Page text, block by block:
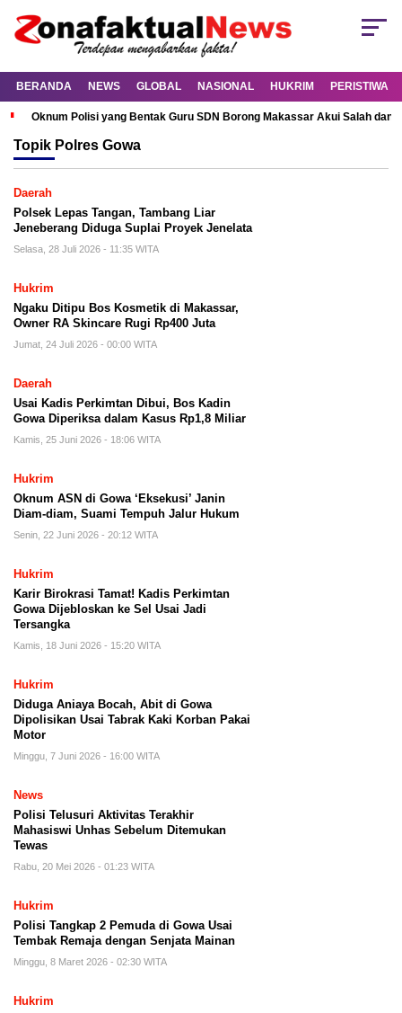
BERANDA NEWS GLOBAL NASIONAL HUKRIM PERISTIWA
Oknum Polisi yang Bentak Guru SDN Borong Makassar Akui Salah dan
Topik Polres Gowa
Daerah
Polsek Lepas Tangan, Tambang Liar
Jeneberang Diduga Suplai Proyek Jenelata
Selasa, 28 Juli 2026 - 11:35 WITA
Hukrim
Ngaku Ditipu Bos Kosmetik di Makassar,
Owner RA Skincare Rugi Rp400 Juta
Jumat, 24 Juli 2026 - 00:00 WITA
Daerah
Usai Kadis Perkimtan Dibui, Bos Kadin
Gowa Diperiksa dalam Kasus Rp1,8 Miliar
Kamis, 25 Juni 2026 - 18:06 WITA
Hukrim
Oknum ASN di Gowa ‘Eksekusi’ Janin
Diam-diam, Suami Tempuh Jalur Hukum
Senin, 22 Juni 2026 - 20:12 WITA
Hukrim
Karir Birokrasi Tamat! Kadis Perkimtan
Gowa Dijebloskan ke Sel Usai Jadi
Tersangka
Kamis, 18 Juni 2026 - 15:20 WITA
Hukrim
Diduga Aniaya Bocah, Abit di Gowa
Dipolisikan Usai Tabrak Kaki Korban Pakai
Motor
Minggu, 7 Juni 2026 - 16:00 WITA
News
Polisi Telusuri Aktivitas Terakhir
Mahasiswi Unhas Sebelum Ditemukan
Tewas
Rabu, 20 Mei 2026 - 01:23 WITA
Hukrim
Polisi Tangkap 2 Pemuda di Gowa Usai
Tembak Remaja dengan Senjata Mainan
Minggu, 8 Maret 2026 - 02:30 WITA
Hukrim